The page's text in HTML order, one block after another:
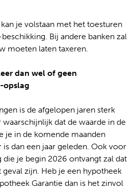
je volstaan met het toesturen
Bij andere banken zal
moeten laten taxeren.
dan wel of geen
opslag
is de afgelopen jaren sterk
waarschijnlijk dat de waarde in de
je in de komende maanden
dan een jaar geleden. Ook voor
je begin 2026 ontvangt zal dat
zijn. Heb je een hypotheek
Garantie dan is het zinvol